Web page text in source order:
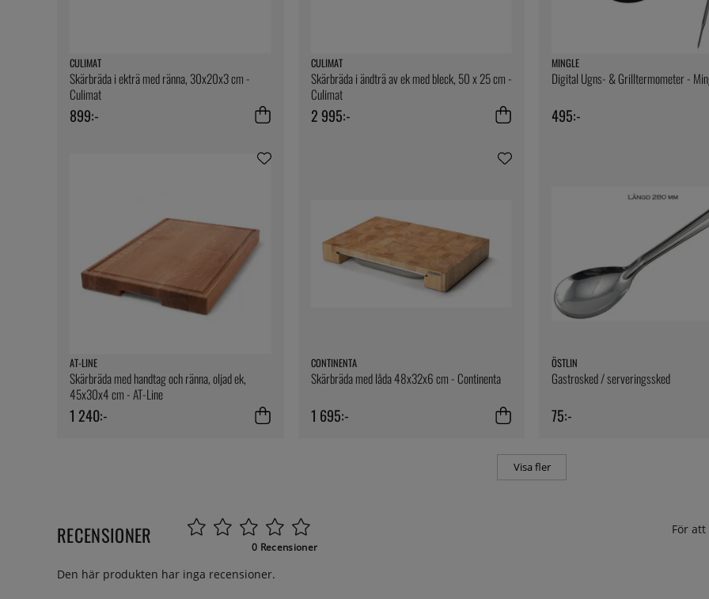
CULIMAT
Skärbräda i ekträ med ränna, 30x20x3 cm -
Culimat
899:-
CULIMAT
Skärbräda i ändträ av ek med bleck, 50 x 25 cm -
Culimat
2 995:-
MINGLE
Digital Ugns- & Grilltermometer -
495:-
AT-LINE
Skärbräda med handtag och ränna, oljad ek,
45x30x4 cm - AT-Line
1 240:-
CONTINENTA
Skärbräda med låda 48x32x6 cm - Continenta
1 695:-
ÖSTLIN
Gastrosked / serveringssked
75:-
Visa fler
RECENSIONER 0 Recensioner
För
Den här produkten har inga recensioner.